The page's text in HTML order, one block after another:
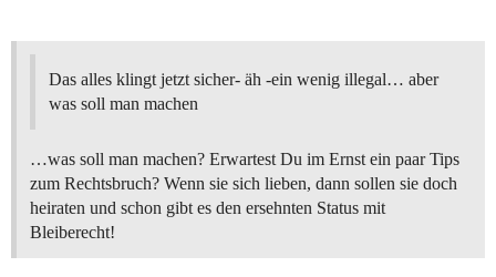
Das alles klingt jetzt sicher- äh -ein wenig illegal… aber
was soll man machen
…was soll man machen? Erwartest Du im Ernst ein paar Tips
zum Rechtsbruch? Wenn sie sich lieben, dann sollen sie doch
heiraten und schon gibt es den ersehnten Status mit
Bleiberecht!